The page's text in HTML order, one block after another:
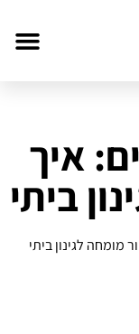
איך
ביתי
מומחה לגינון ביתי